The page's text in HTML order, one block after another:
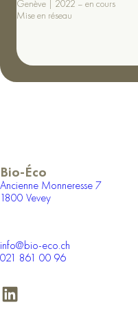
Genève
2022 – en cours
Mise en réseau
le
projet
Bio-Éco
Ancienne Monneresse 7
1800 Vevey
info@bio-eco.ch
021 861 00 96
LinkedIn